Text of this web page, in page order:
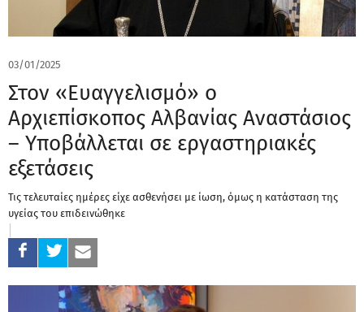
03/01/2025
Στον «Ευαγγελισμό» ο
Αρχιεπίσκοπος Αλβανίας Αναστάσιος
– Υποβάλλεται σε εργαστηριακές
εξετάσεις
Τις τελευταίες ημέρες είχε ασθενήσει με ίωση, όμως η κατάσταση της
υγείας του επιδεινώθηκε